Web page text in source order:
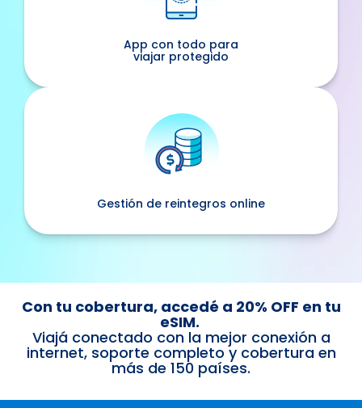
App con todo para
viajar protegido
Gestión de reintegros online
Con tu cobertura, accedé a 20% OFF en tu
eSIM.
Viajá conectado con la mejor conexión a
internet, soporte completo y cobertura en
más de 150 países.